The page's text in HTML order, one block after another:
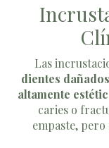
Las
dientes
altamente
caries o
empaste,